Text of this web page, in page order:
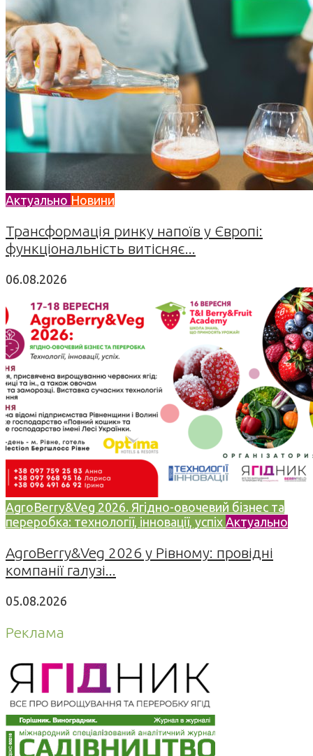
Актуально Новини
Трансформація ринку напоїв у Європі:
функціональність витісняє...
06.08.2026
AgroBerry&Veg 2026. Ягідно-овочевий бізнес та
переробка: технології, інновації, успіх Актуально
AgroBerry&Veg 2026 у Рівному: провідні
компанії галузі...
05.08.2026
Реклама